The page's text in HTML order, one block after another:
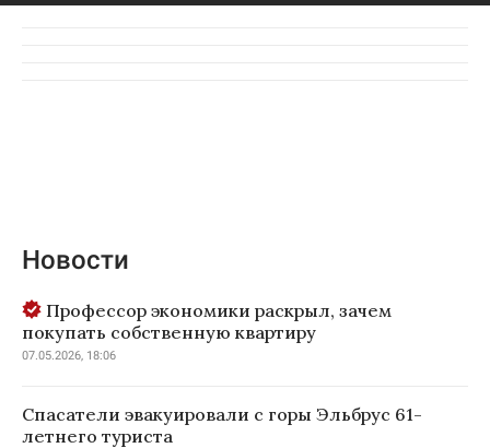
Новости
Профессор экономики раскрыл, зачем
покупать собственную квартиру
07.05.2026, 18:06
Спасатели эвакуировали с горы Эльбрус 61-
летнего туриста